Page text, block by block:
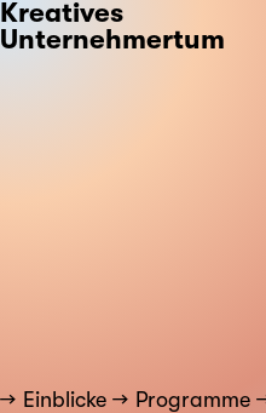
Kreatives
Unternehmertum
Einblicke Programme